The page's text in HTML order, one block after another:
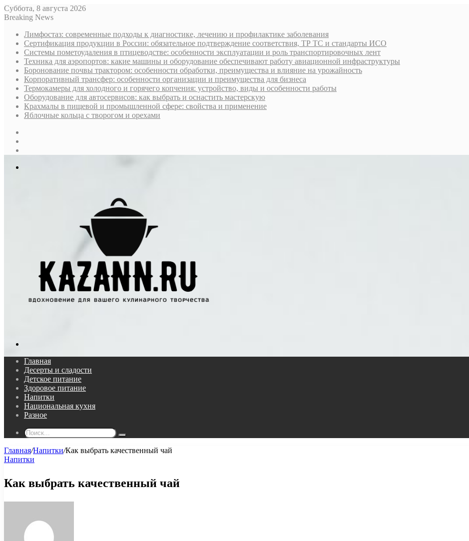
Суббота, 8 августа 2026
Breaking News
Лимфостаз: современные подходы к диагностике, лечению и профилактике заболевания
Сертификация продукции в России: обязательное подтверждение соответствия, ТР ТС и стандарты ИСО
Системы пометоудаления в птицеводстве: особенности эксплуатации и роль транспортировочных лент
Техника для аэропортов: какие машины и оборудование обеспечивают работу авиационной инфраструктуры
Боронование почвы трактором: особенности обработки, преимущества и влияние на урожайность
Корпоративный трансфер: особенности организации и преимущества для бизнеса
Термокамеры для холодного и горячего копчения: устройство, виды и особенности работы
Оборудование для автосервисов: как выбрать и оснастить мастерскую
Крахмалы в пищевой и промышленной сфере: свойства и применение
Яблочные кольца с творогом и орехами
Главная
Десерты и сладости
Детское питание
Здоровое питание
Напитки
Национальная кухня
Разное
Поиск...
Главная/Напитки/Как выбрать качественный чай
Напитки
Как выбрать качественный чай